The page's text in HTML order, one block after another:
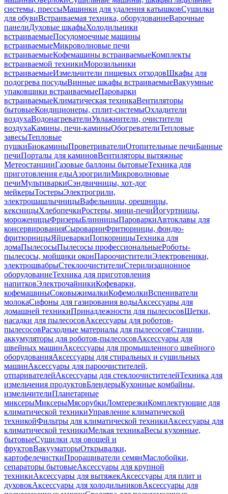
системы, прессыМашинки для удаления катышковСушилки
для обувиВстраиваемая техника, оборудованиеВарочные
панелиДуховые шкафыХолодильники
встраиваемыеПосудомоечные машины
встраиваемыеМикроволновые печи
встраиваемыеКофемашины встраиваемыеКомплекты
встраиваемой техникиМорозильники
встраиваемыеИзмельчители пищевых отходовШкафы для
подогрева посудыВинные шкафы встраиваемыеВакуумные
упаковщики встраиваемыеПароварки
встраиваемыеКлиматическая техникаВентиляторы
бытовыеКондиционеры, сплит-системыОхладители
воздухаВодонагревателиУвлажнители, очистители
воздухаКамины, печи-каминыОбогревателиТепловые
завесыТепловые
пушкиБиокаминыПроветривателиОтопительные печиБанные
печиПорталы для каминовВентиляторы вытяжные
МетеостанцииГазовые баллоны бытовыеТехника для
приготовления едыАэрогрилиМикроволновые
печиМультиваркиСэндвичницы, хот-дог
мейкерыТостерыЭлектрогрили,
электрошашлычницыВафельницы, орешницы,
кексницыХлебопечкиРостеры, мини-печиЙогуртницы,
мороженицыФризерыБлинницыПароваркиАвтоклавы для
консервированияСыроварниФритюрницы, фондю-
фритюрницыЯйцеваркиПопкорницыТехника для
домаПылесосыПылесосы профессиональныеРоботы-
пылесосы, мойщики оконПароочистителиЭлектровеники,
электрошвабрыСтеклоочистителиСтерилизационное
оборудованиеТехника для приготовления
напитковЭлектрочайникиКофеварки,
кофемашиныСоковыжималкиКофемолкиВспениватели
молокаСифоны для газирования водыАксессуары для
домашней техникиПринадлежности для пылесосовЩетки,
насадки для пылесосовАксессуары для роботов-
пылесосовРасходные материалы для пылесосовСтанции,
аккумуляторы для роботов-пылесосовАксессуары для
швейных машинАксессуары для промышленного швейного
оборудованияАксессуары для стиральных и сушильных
машинАксессуары для пароочистителей,
отпаривателейАксессуары для стеклоочистителейТехника для
измельчения продуктовБлендерыКухонные комбайны,
измельчителиПланетарные
миксерыМиксерыМясорубкиЛомтерезкиКомплектующие для
климатической техникиУправление климатической
техникойФильтры для климатической техникиАксессуары для
климатической техникиМелкая техникаВесы кухонные,
бытовыеСушилки для овощей и
фруктовВакууматорыОткрывалки,
картофелечисткиПроращиватели семянМаслобойки,
сепараторы бытовыеАксессуары для крупной
техникиАксессуары для вытяжекАксессуары для плит и
духовокАксессуары для холодильниковАксессуары для